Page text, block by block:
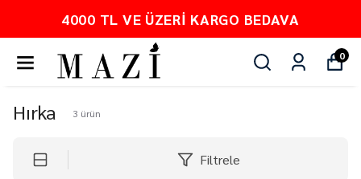
4000 TL VE ÜZERI KARGO BEDAVA
0
Hırka 3 ürün
Filtrele